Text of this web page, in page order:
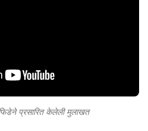
फिडेने प्रसारित केलेली मुलाखत